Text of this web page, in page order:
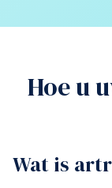
Hoe u
Wat is